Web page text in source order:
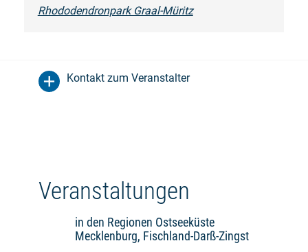
Rhododendronpark Graal-Müritz
Kontakt zum Veranstalter
Veranstaltungen
in den Regionen Ostseeküste
Mecklenburg, Fischland-Darß-Zingst